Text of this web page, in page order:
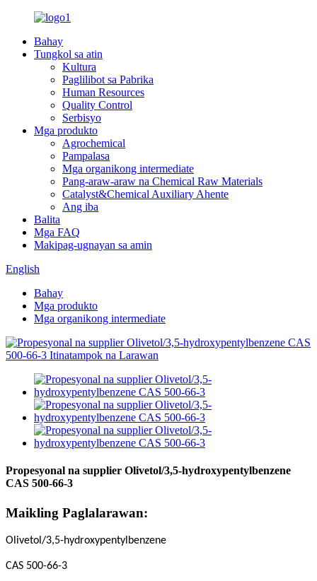
Bahay
Tungkol sa atin
Kultura
Paglilibot sa Pabrika
Human Resources
Quality Control
Serbisyo
Mga produkto
Agrochemical
Pampalasa
Mga organikong intermediate
Pang-araw-araw na Chemical Raw Materials
Catalyst&Chemical Auxiliary Ahente
Ang iba
Balita
Mga FAQ
Makipag-ugnayan sa amin
English
Bahay
Mga produkto
Mga organikong intermediate
Propesyonal na supplier Olivetol/3,5-hydroxypentylbenzene
CAS 500-66-3
Maikling Paglalarawan:
Olivetol/3,5-hydroxypentylbenzene
CAS 500-66-3